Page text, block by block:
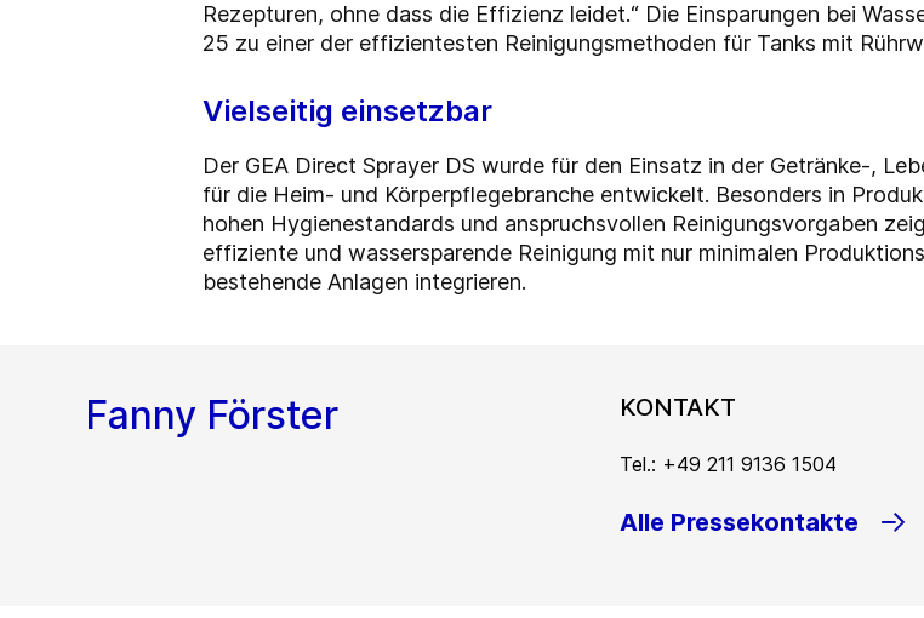
Rezepturen, ohne dass die Effizienz leidet.“ Die Einsparungen bei
25 zu einer der effizientesten Reinigungsmethoden für Tanks mit
Vielseitig einsetzbar
Der GEA Direct Sprayer DS wurde für den Einsatz in der Getränke-,
für die Heim- und Körperpflegebranche entwickelt. Besonders in
hohen Hygienestandards und anspruchsvollen Reinigungsvorgaben
effiziente und wassersparende Reinigung mit nur minimalen
bestehende Anlagen integrieren.
Fanny Förster KONTAKT
Tel.: +49 211 9136 1504
Alle Pressekontakte